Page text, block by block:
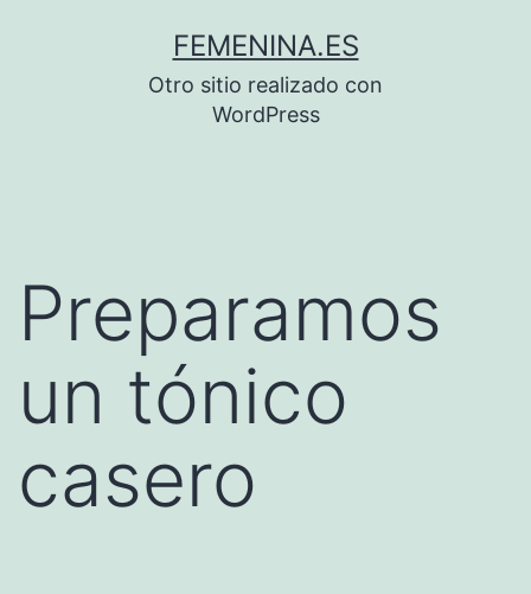
FEMENINA.ES
Otro sitio realizado con
WordPress
Preparamos
un tónico
casero